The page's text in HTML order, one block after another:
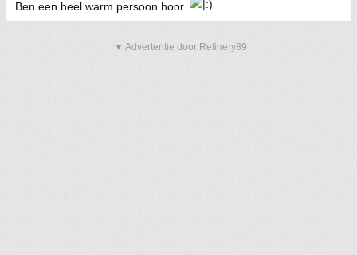
Ben een heel warm persoon hoor.
▼ Advertentie door Refinery89